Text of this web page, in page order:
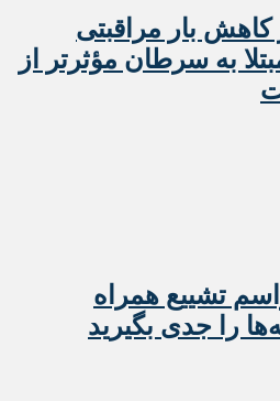
بار مراقبتی
به سرطان مؤثرتر از
تشییع همراه
را جدی بگیرید